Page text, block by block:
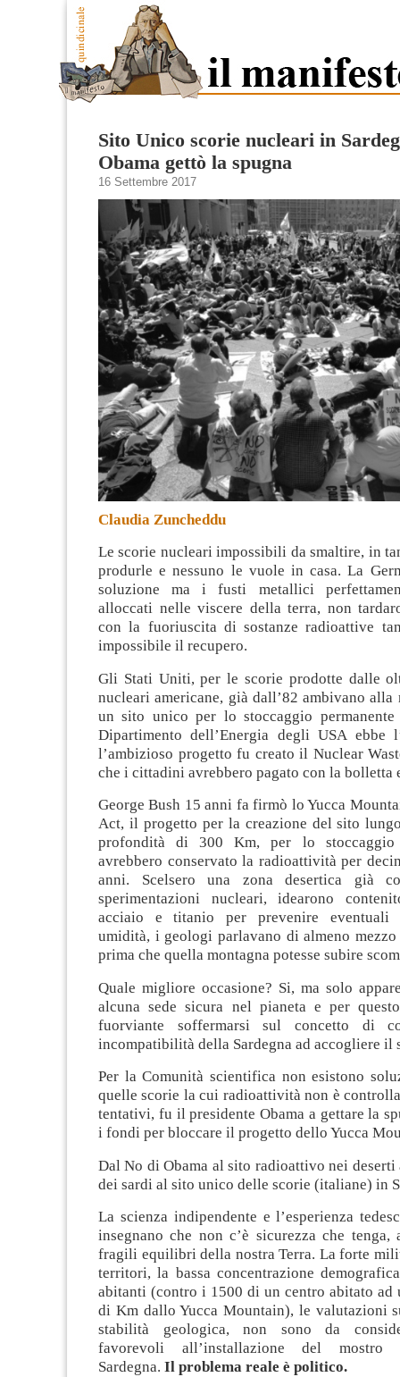
Sito Unico scorie nucleari in
Obama gettò la spugna
16 Settembre 2017
Claudia Zuncheddu
Le scorie nucleari impossibili da smaltire, in
produrle e nessuno le vuole in casa. La
soluzione ma i fusti metallici
alloccati nelle viscere della terra, non
con la fuoriuscita di sostanze radioattive
impossibile il recupero.
Gli Stati Uniti, per le scorie prodotte dalle
nucleari americane, già dall’82 ambivano
un sito unico per lo stoccaggio
Dipartimento dell’Energia degli USA ebbe
l’ambizioso progetto fu creato il Nuclear
che i cittadini avrebbero pagato con la bolletta
George Bush 15 anni fa firmò lo Yucca
Act, il progetto per la creazione del sito
profondità di 300 Km, per lo
avrebbero conservato la radioattività per
anni. Scelsero una zona desertica già
sperimentazioni nucleari, idearono
acciaio e titanio per prevenire
umidità, i geologi parlavano di almeno
prima che quella montagna potesse subire
Quale migliore occasione? Si, ma solo
alcuna sede sicura nel pianeta e per
fuorviante soffermarsi sul concetto di
incompatibilità della Sardegna ad accogliere il
Per la Comunità scientifica non esistono
quelle scorie la cui radioattività non è
tentativi, fu il presidente Obama a gettare la
i fondi per bloccare il progetto dello Yucca
Dal No di Obama al sito radioattivo nei deserti
dei sardi al sito unico delle scorie (italiane) in
La scienza indipendente e l’esperienza
insegnano che non c’è sicurezza che tenga,
fragili equilibri della nostra Terra. La forte
territori, la bassa concentrazione
abitanti (contro i 1500 di un centro abitato ad
di Km dallo Yucca Mountain), le valutazioni
stabilità geologica, non sono da
favorevoli all’installazione del mostro
Sardegna. Il problema reale è politico.